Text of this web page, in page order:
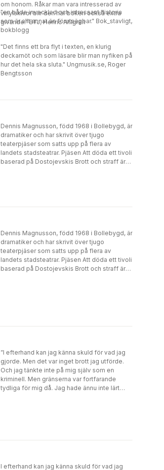
om honom. Råkar man vara intresserad av
vinylskivor blir den här boken också extra
givande." BTJ, Henric Ahlgren
"en både invecklad och intressant historia
som är allt annat än förutsägbar." Bok_stavligt,
bokblogg
"Det finns ett bra flyt i texten, en klurig
deckarnöt och som läsare blir man nyfiken på
hur det hela ska sluta." Ungmusik.se, Roger
Bengtsson
Dennis Magnusson, född 1968 i Bollebygd, är
dramatiker och har skrivit över tjugo
teaterpjäser som satts upp på flera av
landets stadsteatrar. Pjäsen Att döda ett tivoli
baserad på Dostojevskis Brott och straff är
Malexandermordern. Magnusson har även
långfilmsmanus och varit inblandad i ett
flertal produktioner, däribland Låt den rätte
komma in. Dennis bor i Stockholm med familj.
Dennis Magnusson, född 1968 i Bollebygd, är
dramatiker och har skrivit över tjugo
teaterpjäser som satts upp på flera av
landets stadsteatrar. Pjäsen Att döda ett tivoli
baserad på Dostojevskis Brott och straff är
flertal produktioner, däribland Låt den rätte
komma in. Dennis bor i Stockholm med familj.
”I efterhand kan jag känna skuld för vad jag
gjorde. Men det var inget brott jag utförde.
Och jag tänkte inte på mig själv som en
kriminell. Men gränserna var fortfarande
tydliga för mig då. Jag hade ännu inte lärt
att leva. Så möter Jenny Mikael, också han en
kommer från en helt annan värld en värld av
I efterhand kan jag känna skuld för vad jag